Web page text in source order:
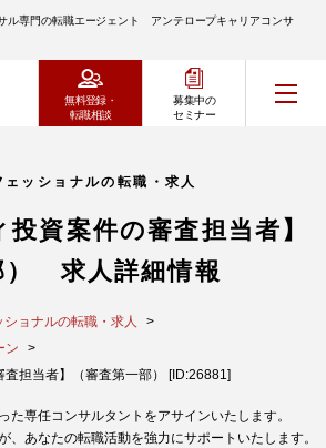
ル専門の転職エージェント アンテロープキャリアコンサ
無料登録・
転職相談
募集中の
セミナー
ッショナルの転職・求人
投資案件の審査担当者】
） 求人詳細情報
ョナルの転職・求人
ン
査担当者】（審査第一部） [ID:26881]
た専任コンサルタントをアサインいたします。
、あなたの転職活動を強力にサポートいたします。